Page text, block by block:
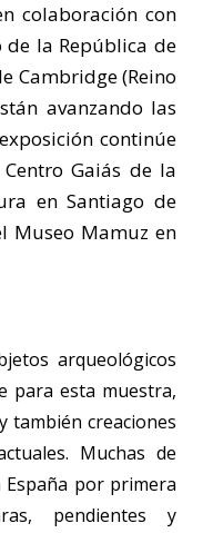
colaboración con
de la República de
Cambridge (Reino
avanzando las
continúe
Gaiás de la
en Santiago de
Museo Mamuz en
arqueológicos
para esta muestra,
también creaciones
Muchas de
por primera
pendientes y